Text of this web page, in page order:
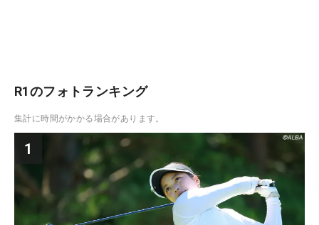
R1のフォトランキング
集計に時間がかかる場合があります。
1